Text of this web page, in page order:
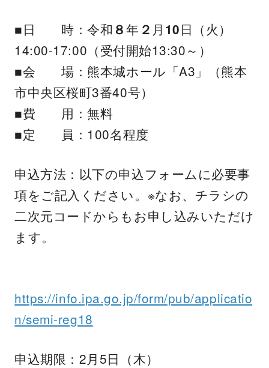
■日 時：令和 ８年 ２ 月 10日（火）
14:00-17:00（受付開始13:30～）
■会 場：熊本城ホール「A3」（熊本
市中央区桜町3番40号）
■費 用：無料
■定 員：100名程度
申込方法：以下の申込フォームに必要事
項をご記入ください。※なお、チラシの
二次元コードからもお申し込みいただけ
ます。
https://info.ipa.go.jp/form/pub/applicatio
n/semi-reg18
申込期限：2月5日（木）